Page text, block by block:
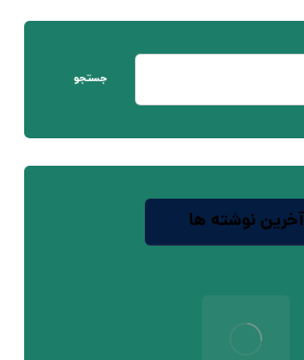
جستجو
آخرین نوشته ها